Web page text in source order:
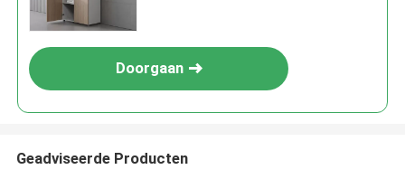
Doorgaan
Geadviseerde Producten